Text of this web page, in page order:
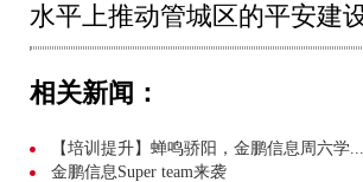
水平上推动管城区的平安建设
相关新闻：
【培训提升】蝉鸣骄阳，金鹏信息周六学...
金鹏信息Super team来袭